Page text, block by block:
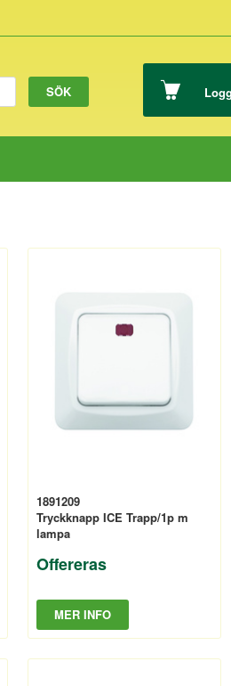
1891209
Tryckknapp ICE Trapp/1p m
lampa
Offereras
MER INFO